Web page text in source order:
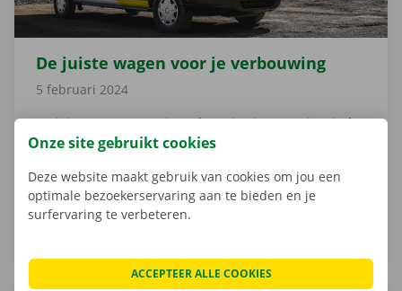
De juiste wagen voor je verbouwing
5 februari 2024
De juiste wagen voor je verbouwing inzetten is minder
evident dan het klinkt: niet alleen het volume, maar
jou de belangrijkste aandachtspunten op een rij.
LEES MEER
Onze site gebruikt cookies
Deze website maakt gebruik van cookies om jou een
optimale bezoekerservaring aan te bieden en je
surfervaring te verbeteren.
ACCEPTEER ALLE COOKIES